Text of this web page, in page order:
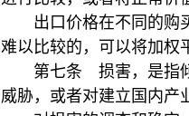
出口价格在不同的购买
难以比较的，可以将加权
第七条 损害，是指倾
威胁，或者对建立国内产